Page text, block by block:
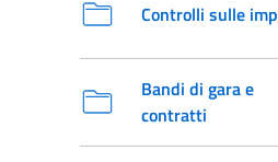
Controlli sulle
Bandi di gara e
contratti